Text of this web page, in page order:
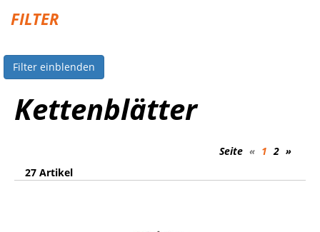
FILTER
Filter einblenden
Kettenblätter
Seite « 1 2 »
27 Artikel